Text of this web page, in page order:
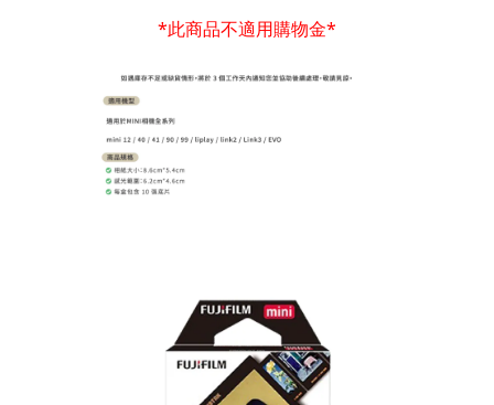
*此商品不適用購物金*